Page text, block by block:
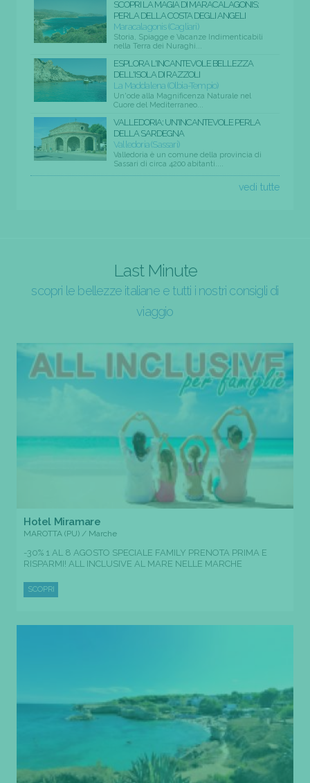
SCOPRI LA MAGIA DI MARACALAGONIS:
PERLA DELLA COSTA DEGLI ANGELI
Maracalagonis (Cagliari)
Storia, Spiagge e Vacanze Indimenticabili
nella Terra dei Nuraghi...
ESPLORA L'INCANTEVOLE BELLEZZA
DELL'ISOLA DI RAZZOLI
La Maddalena (Olbia-Tempio)
Un'ode alla Magnificenza Naturale nel
Cuore del Mediterraneo...
VALLEDORIA: UN'INCANTEVOLE PERLA
DELLA SARDEGNA
Valledoria (Sassari)
Valledoria è un comune della provincia di
Sassari di circa 4200 abitanti....
vedi tutte
Last Minute
scopri le bellezze italiane e tutti i nostri consigli di
viaggio
Hotel Miramare
MAROTTA (PU) / Marche
-30% 1 AL 8 AGOSTO SPECIALE FAMILY PRENOTA PRIMA E
RISPARMI! ALL INCLUSIVE AL MARE NELLE MARCHE
SCOPRI